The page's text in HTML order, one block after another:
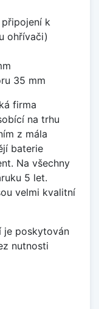
k
ohřívači)
35 mm
firma
na trhu
z mála
baterie
Na všechny
5 let.
velmi kvalitní
je poskytován
nutnosti